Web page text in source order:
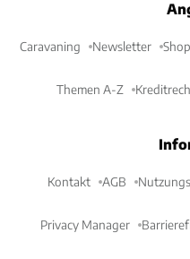
Caravaning Newsletter Shop
Themen A-Z
Kontakt AGB
Privacy Manager